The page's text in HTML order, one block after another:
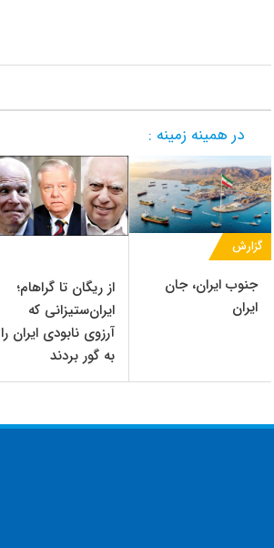
در همینه زمینه :
گزارش
جنوب ایران، جان
ایران
از ریگان تا گراهام؛
ایران‌ستیزانی که
آرزوی نابودی ایران را
به گور بردند